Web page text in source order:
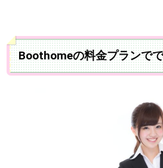
Boothomeの料金プランで